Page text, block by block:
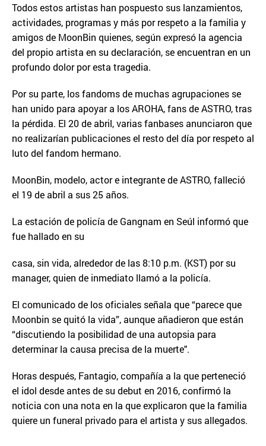
Todos estos artistas han pospuesto sus lanzamientos,
actividades, programas y más por respeto a la familia y
amigos de MoonBin quienes, según expresó la agencia
del propio artista en su declaración, se encuentran en un
profundo dolor por esta tragedia.
Por su parte, los fandoms de muchas agrupaciones se
han unido para apoyar a los AROHA, fans de ASTRO, tras
la pérdida. El 20 de abril, varias fanbases anunciaron que
no realizarían publicaciones el resto del día por respeto al
luto del fandom hermano.
MoonBin, modelo, actor e integrante de ASTRO, falleció
el 19 de abril a sus 25 años.
La estación de policía de Gangnam en Seúl informó que
fue hallado en su
casa, sin vida, alrededor de las 8:10 p.m. (KST) por su
manager, quien de inmediato llamó a la policía.
El comunicado de los oficiales señala que “parece que
Moonbin se quitó la vida”, aunque añadieron que están
“discutiendo la posibilidad de una autopsia para
determinar la causa precisa de la muerte".
Horas después, Fantagio, compañía a la que perteneció
el idol desde antes de su debut en 2016, confirmó la
noticia con una nota en la que explicaron que la familia
quiere un funeral privado para el artista y sus allegados.